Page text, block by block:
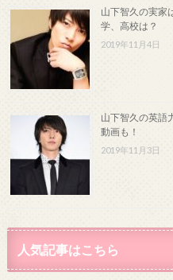
山下智久の実家
学、高校は？
2019年11月4日
山下智久の英語
動画も！
2019年11月3日
人気記事はこちら